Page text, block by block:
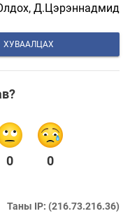
Д.Цэрэннадмид
ХУВААЛЦАХ
0 0
Таны IP: (216.73.216.36)